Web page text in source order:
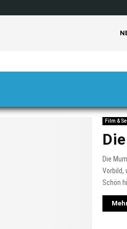
Film &
Die
Vorbild,
Schön